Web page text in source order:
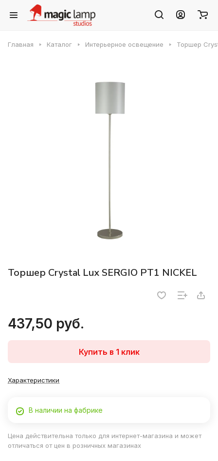
Главная Каталог Интерьерное освещение Торшер
Торшер Crystal Lux SERGIO PT1 NICKEL
437,50 руб.
Купить в 1 клик
Характеристики
В наличии на фабрике
Цена действительна только для интернет-магазина и может
отличаться от цен в розничных магазинах